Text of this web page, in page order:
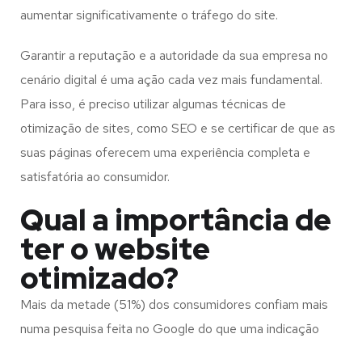
aumentar significativamente o tráfego do site.
Garantir a reputação e a autoridade da sua empresa no
cenário digital é uma ação cada vez mais fundamental.
Para isso, é preciso utilizar algumas técnicas de
otimização de sites, como SEO e se certificar de que as
suas páginas oferecem uma experiência completa e
satisfatória ao consumidor.
Qual a importância de
ter o website
otimizado?
Mais da metade (51%) dos consumidores confiam mais
numa pesquisa feita no Google do que uma indicação